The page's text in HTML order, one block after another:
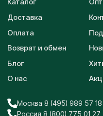
Каталог
Доставка
Оплата
Возврат и обмен
Блог
О нас
Москва 8 (495) 989 57 18
Россия 8 (800) 775 01 27